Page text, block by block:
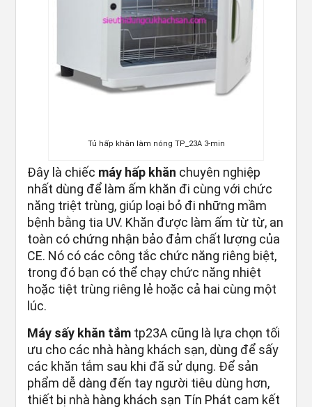
Tủ hấp khăn làm nóng TP_23A 3-min
Đây là chiếc máy hấp khăn chuyên nghiệp
nhất dùng để làm ấm khăn đi cùng với chức
năng triệt trùng, giúp loại bỏ đi những mầm
bệnh bằng tia UV. Khăn được làm ấm từ từ, an
toàn có chứng nhận bảo đảm chất lượng của
CE. Nó có các công tắc chức năng riêng biệt,
trong đó bạn có thể chạy chức năng nhiệt
hoặc tiệt trùng riêng lẻ hoặc cả hai cùng một
lúc.
Máy sấy khăn tắm tp23A cũng là lựa chọn tối
ưu cho các nhà hàng khách sạn, dùng để sấy
các khăn tắm sau khi đã sử dụng. Để sản
phẩm dễ dàng đến tay người tiêu dùng hơn,
thiết bị nhà hàng khách sạn Tín Phát cam kết